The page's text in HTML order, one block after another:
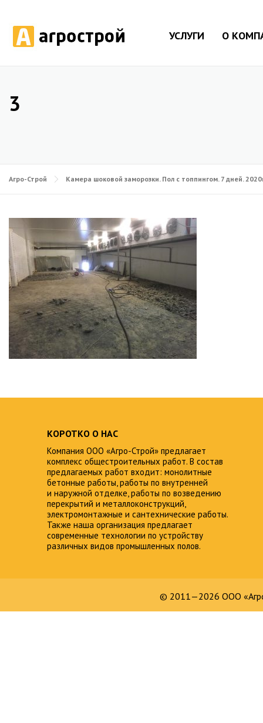
УСЛУГИ О
3
Агро-Строй Камера шоковой заморозки. Пол с топпингом. 7 дней.
КОРОТКО О НАС
Компания ООО «Агро-Строй» предлагает
комплекс общестроительных работ. В состав
предлагаемых работ входит: монолитные
бетонные работы, работы по внутренней
и наружной отделке, работы по возведению
перекрытий и металлоконструкций,
электромонтажные и сантехнические работы.
Также наша организация предлагает
современные технологии по устройству
различных видов промышленных полов.
© 2011—2026 ООО